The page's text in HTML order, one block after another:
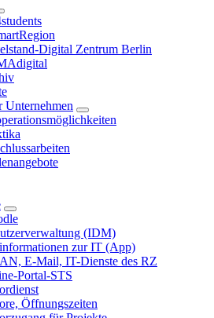
Digital Zentrum Berlin
Unternehmen
(IDM)
zur IT (App)
E-Mail, IT-Dienste des RZ
Portal-STS
Öffnungszeiten